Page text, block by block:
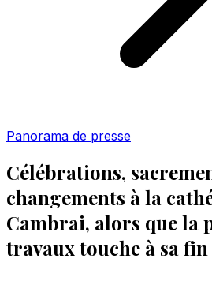
Panorama de presse
Célébrations,
changements à la
Cambrai, alors que la
travaux touche à sa fin